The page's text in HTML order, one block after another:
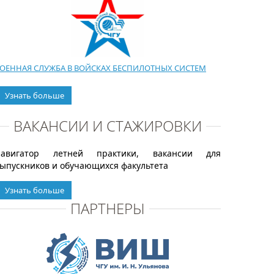
СЛУЖБА В ВОЙСКАХ БЕСПИЛОТНЫХ СИСТЕМ
Узнать больше
ВАКАНСИИ И СТАЖИРОВКИ
летней практики, вакансии для
и обучающихся факультета
Узнать больше
ПАРТНЕРЫ